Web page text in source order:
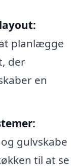
planlægge
der
en
gulvskabe
til at se